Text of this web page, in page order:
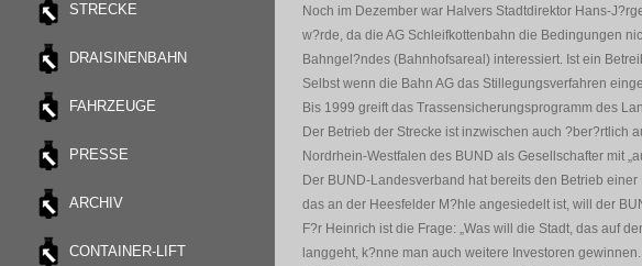
STRECKE
DRAISINENBAHN
FAHRZEUGE
PRESSE
ARCHIV
CONTAINER-LIFT
Noch im Dezember war Halvers Stadtdirektor Hans-
w?rde, da die AG Schleifkottenbahn die Bedingungen
Bahngel?ndes (Bahnhofsareal) interessiert. Ist ein
Selbst wenn die Bahn AG das Stillegungsverfahren
Bis 1999 greift das Trassensicherungsprogramm des
Der Betrieb der Strecke ist inzwischen auch ?ber?rtlich
Nordrhein-Westfalen des BUND als Gesellschafter mit
Der BUND-Landesverband hat bereits den Betrieb
das an der Heesfelder M?hle angesiedelt ist, will der
F?r Heinrich ist die Frage: „Was will die Stadt, das auf
langgeht, k?nne man auch weitere Investoren